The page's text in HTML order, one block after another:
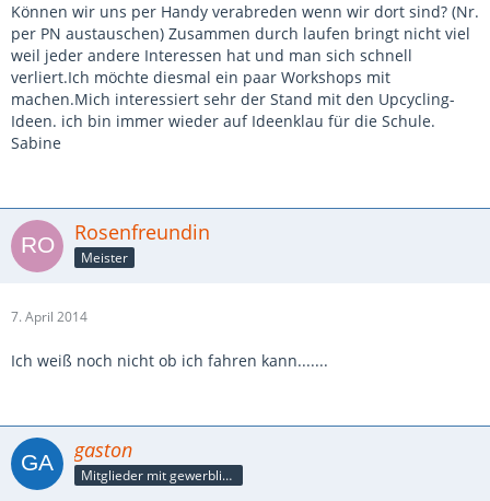
Können wir uns per Handy verabreden wenn wir dort sind? (Nr.
per PN austauschen) Zusammen durch laufen bringt nicht viel
weil jeder andere Interessen hat und man sich schnell
verliert.Ich möchte diesmal ein paar Workshops mit
machen.Mich interessiert sehr der Stand mit den Upcycling-
Ideen. ich bin immer wieder auf Ideenklau für die Schule.
Sabine
Rosenfreundin
Meister
7. April 2014
Ich weiß noch nicht ob ich fahren kann.......
gaston
Mitglieder mit gewerblicher Verbindung, auch als Mitarbeiter/in